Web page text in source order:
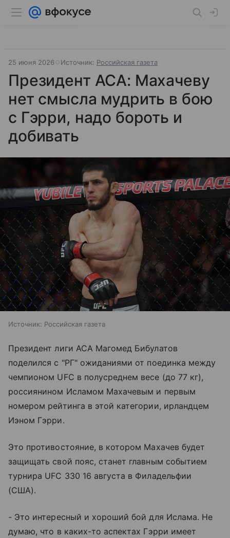
25 июня 2026 Источник: Российская газета
Президент АСА: Махачеву
нет смысла мудрить в бою
с Гэрри, надо бороть и
добивать
Источник: Российская газета
Президент лиги АСА Магомед Бибулатов
поделился с "РГ" ожиданиями от поединка между
чемпионом UFС в полусреднем весе (до 77 кг),
россиянином Исламом Махачевым и первым
номером рейтинга в этой категории, ирландцем
Иэном Гэрри.
Это противостояние, в котором Махачев будет
защищать свой пояс, станет главным событием
турнира UFC 330 16 августа в Филадельфии
(США).
- Это интересный и хороший бой для Ислама. Не
думаю, что в каких-то аспектах Гэрри имеет